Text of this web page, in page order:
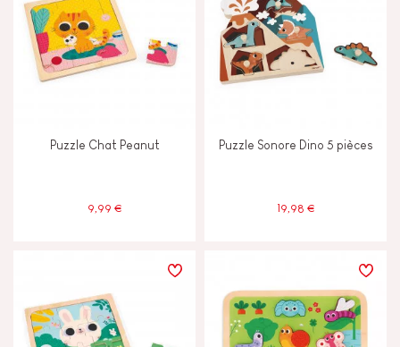
Puzzle Chat Peanut
9,99 €
Puzzle Sonore Dino 5 pièces
19,98 €